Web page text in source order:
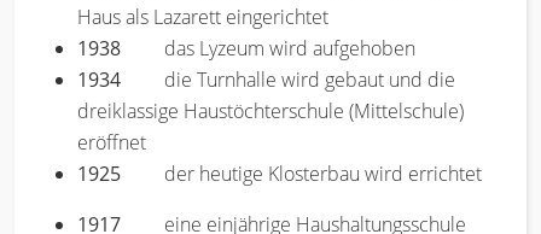
Haus als Lazarett eingerichtet
1938 das Lyzeum wird aufgehoben
1934 die Turnhalle wird gebaut und die
dreiklassige Haustöchterschule (Mittelschule)
eröffnet
1925 der heutige Klosterbau wird errichtet
1917 eine einjährige Haushaltungsschule